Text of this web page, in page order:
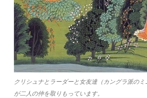
クリシュナとラーダーと女友達（カングラ派の
が二人の仲を取りもっています。